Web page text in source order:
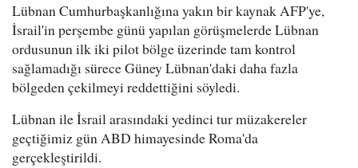
Lübnan Cumhurbaşkanlığına yakın bir kaynak AFP'ye,
İsrail'in perşembe günü yapılan görüşmelerde Lübnan
ordusunun ilk iki pilot bölge üzerinde tam kontrol
sağlamadığı sürece Güney Lübnan'daki daha fazla
bölgeden çekilmeyi reddettiğini söyledi.
Lübnan ile İsrail arasındaki yedinci tur müzakereler
geçtiğimiz gün ABD himayesinde Roma'da
gerçekleştirildi.